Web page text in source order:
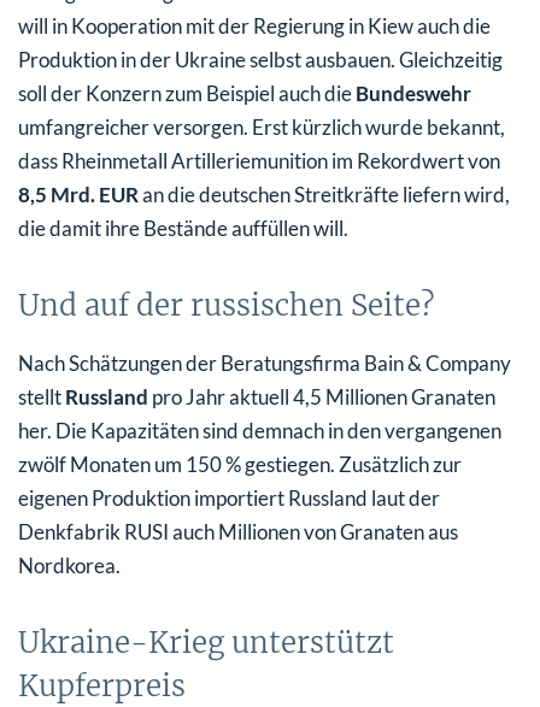
will in Kooperation mit der Regierung in Kiew auch die
Produktion in der Ukraine selbst ausbauen. Gleichzeitig
soll der Konzern zum Beispiel auch dieBundeswehr
umfangreicher versorgen. Erst kürzlich wurde bekannt,
dass Rheinmetall Artilleriemunition im Rekordwert von
8,5 Mrd. EURan die deutschen Streitkräfte liefern wird,
die damit ihre Bestände auffüllen will.
Und auf der russischen Seite?
Nach Schätzungen der Beratungsfirma Bain & Company
stelltRussland pro Jahr aktuell 4,5 Millionen Granaten
her. Die Kapazitäten sind demnach in den vergangenen
zwölf Monaten um 150 % gestiegen. Zusätzlich zur
eigenen Produktion importiert Russland laut der
Denkfabrik RUSI auch Millionen von Granaten aus
Nordkorea.
Ukraine-Krieg unterstützt
Kupferpreis